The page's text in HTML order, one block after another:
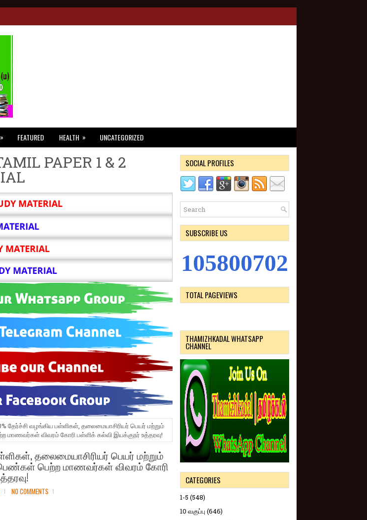
» FEATURED HEALTH » UNCATEGORIZED
PAPER 1 & 2
MATERIAL
MATERIAL
MATERIAL
தேர்ச்சி வழங்கிய பள்ளிகள், தலைமையாசிரியர் பெயர் மற்றும்
மாணவர்கள் விவரம் கோரி பள்ளிக் கல்வி இயக்குநர் உத்தரவு!
தலைமையாசிரியர் பெயர் மற்றும்
பெற்ற மாணவர்கள் விவரம் கோரி
NO COMMENTS
SOCIAL PROFILES
SUBSCRIBE US
105800702
TOTAL PAGEVIEWS
THAMIZHKADAL WHATSAPP
CHANNEL
CATEGORIES
1-5 (548)
10 வகுப்பு (646)